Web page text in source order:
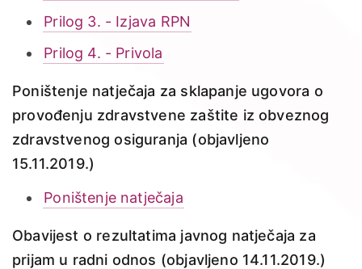
Prilog 3. - Izjava RPN
Prilog 4. - Privola
Poništenje natječaja za sklapanje ugovora o
provođenju zdravstvene zaštite iz obveznog
zdravstvenog osiguranja (objavljeno
15.11.2019.)
Poništenje natječaja
Obavijest o rezultatima javnog natječaja za
prijam u radni odnos (objavljeno 14.11.2019.)